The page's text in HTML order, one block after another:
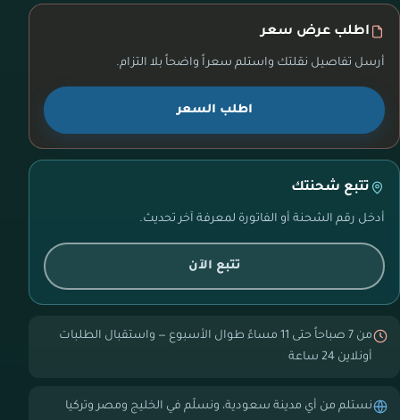
اطلب عرض سعر
أرسل تفاصيل نقلتك واستلم سعراً واضحاً بلا التزام.
اطلب السعر
تتبع شحنتك
أدخل رقم الشحنة أو الفاتورة لمعرفة آخر تحديث.
تتبع الآن
من 7 صباحاً حتى 11 مساءً طوال الأسبوع — واستقبال الطلبات
أونلاين 24 ساعة
نستلم من أي مدينة سعودية، ونسلّم في الخليج ومصر وتركيا